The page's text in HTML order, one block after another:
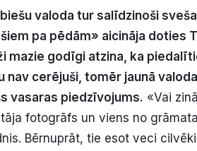
biešu valoda tur sal īdzinoši sveš
šiem pa pēd ām» aicināja doties
i mazie god īgi atzina, ka piedal ī
nav cerējuši, tomēr jaunā
s vasaras piedzīvojums. «Vai
fotogrāfs un viens no
Bērnuprāt, tie esot veci